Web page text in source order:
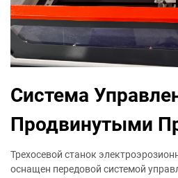
Система
Продвинутыми
Трехосевой станок
оснащен передовой системой